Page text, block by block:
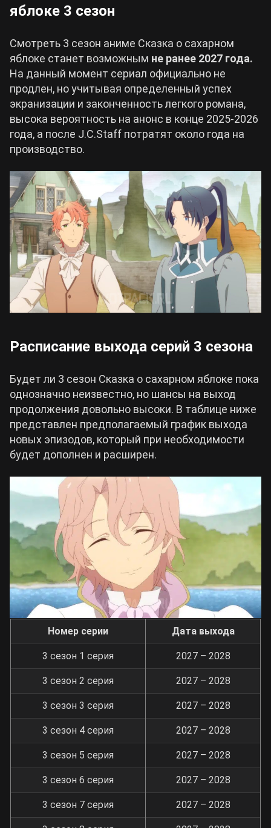
яблоке 3 сезон
Смотреть 3 сезон аниме Сказка о сахарном
яблоке станет возможным не ранее 2027 года.
На данный момент сериал официально не
продлен, но учитывая определенный успех
экранизации и законченность легкого романа,
высока вероятность на анонс в конце 2025-2026
года, а после J.C.Staff потратят около года на
производство.
Расписание выхода серий 3 сезона
Будет ли 3 сезон Сказка о сахарном яблоке пока
однозначно неизвестно, но шансы на выход
продолжения довольно высоки. В таблице ниже
представлен предполагаемый график выхода
новых эпизодов, который при необходимости
будет дополнен и расширен.
Номер серии Дата выхода
3 сезон 1 серия 2027 – 2028
3 сезон 2 серия 2027 – 2028
3 сезон 3 серия 2027 – 2028
3 сезон 4 серия 2027 – 2028
3 сезон 5 серия 2027 – 2028
3 сезон 6 серия 2027 – 2028
3 сезон 7 серия 2027 – 2028